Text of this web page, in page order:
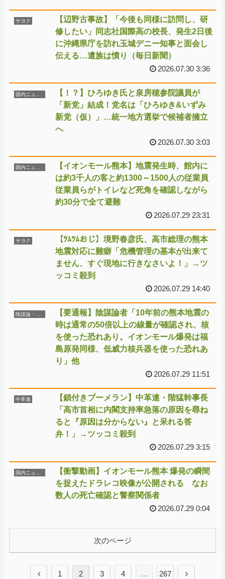
サヨク
【辺野古事故】「今後も同様に訪問し、研
修したい」同志社国際高の校長、発生2日後
に沖縄県庁を訪れ玉城デニー知事と面会し
伝える…遺族は憤り（毎日新聞）
2026.07.30 3:36
【！？】ひろゆき氏と泉房穂参院議員が
「新党」結成！党名は「ひろゆき&いずみ
新党（仮）」…統一地方選挙で候補者擁立
へ
2026.07.30 3:03
国内ニュース
【イオンモール熊本】地震発生時、館内に
は約3千人の客と約1300～1500人の従業員
従業員らがトイレなど死角を確認しながら
約30分で全て避難
2026.07.29 23:31
サヨク
【ﾂﾑﾂﾑおじ】境野春彦氏、高市総理の熊本
地震対応に難癖「危機管理の基本が出来て
ません、すぐ現地に行きなさいよ！」→ツ
ッコミ殺到
2026.07.29 14:40
【要通報】陰謀論者「10年前の熊本地震の
時は通常の50倍以上の線量が確認され、核
を使った恐れあり。イオンモール爆発は福
島原発同様、低威力核兵器を使った恐れあ
り」他
2026.07.29 11:51
中革連
【鎖付きブーメラン】中革連・階猛幹事長
「高市首相に内閣支持率急落の原因を尋ね
ると『原因は分からない』と呆れる答
弁！」→ツッコミ殺到
2026.07.29 3:15
【衝撃動画】イオンモール熊本 爆発の瞬間
を捉えたドラレコ映像が公開される なお
数人の死亡確認と警察関係者
2026.07.29 0:04
次のページ
1 2 3 4 … 267